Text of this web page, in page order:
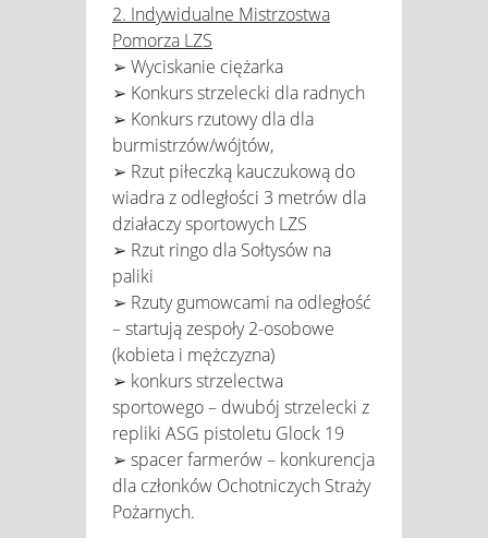
2. Indywidualne Mistrzostwa
Pomorza LZS
➢ Wyciskanie ciężarka
➢ Konkurs strzelecki dla radnych
➢ Konkurs rzutowy dla dla
burmistrzów/wójtów,
➢ Rzut piłeczką kauczukową do
wiadra z odległości 3 metrów dla
działaczy sportowych LZS
➢ Rzut ringo dla Sołtysów na
paliki
➢ Rzuty gumowcami na odległość
– startują zespoły 2-osobowe
(kobieta i mężczyzna)
➢ konkurs strzelectwa
sportowego – dwubój strzelecki z
repliki ASG pistoletu Glock 19
➢ spacer farmerów – konkurencja
dla członków Ochotniczych Straży
Pożarnych.